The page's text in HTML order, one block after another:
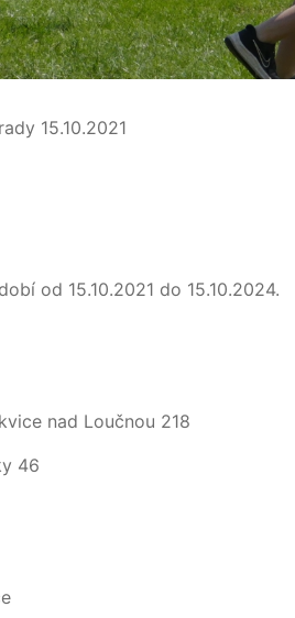
15.10.2021
od 15.10.2021 do 15.10.2024.
nad Loučnou 218
46